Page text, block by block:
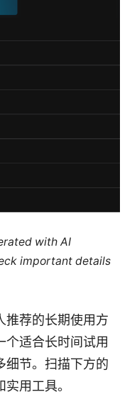
with AI
important details
推荐的长期使用方
个适合长时间试用
细节。扫描下方的
用工具。